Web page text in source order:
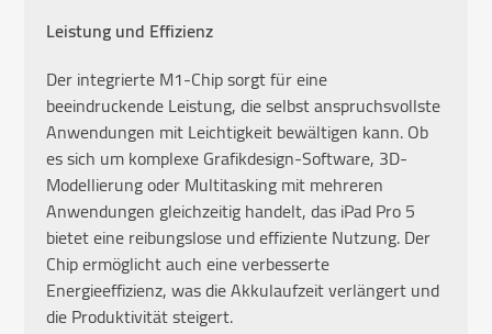
Leistung und Effizienz
Der integrierte M1-Chip sorgt für eine
beeindruckende Leistung, die selbst anspruchsvollste
Anwendungen mit Leichtigkeit bewältigen kann. Ob
es sich um komplexe Grafikdesign-Software, 3D-
Modellierung oder Multitasking mit mehreren
Anwendungen gleichzeitig handelt, das iPad Pro 5
bietet eine reibungslose und effiziente Nutzung. Der
Chip ermöglicht auch eine verbesserte
Energieeffizienz, was die Akkulaufzeit verlängert und
die Produktivität steigert.